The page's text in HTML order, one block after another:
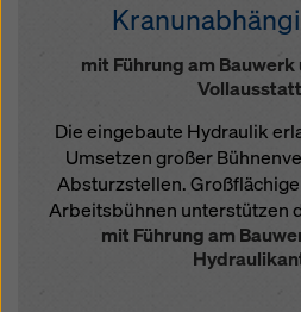
mit Führung am
Die eingebaute Hydraulik
Umsetzen großer
Absturzstellen.
Arbeitsbühnen unterstützen
mit Führung am